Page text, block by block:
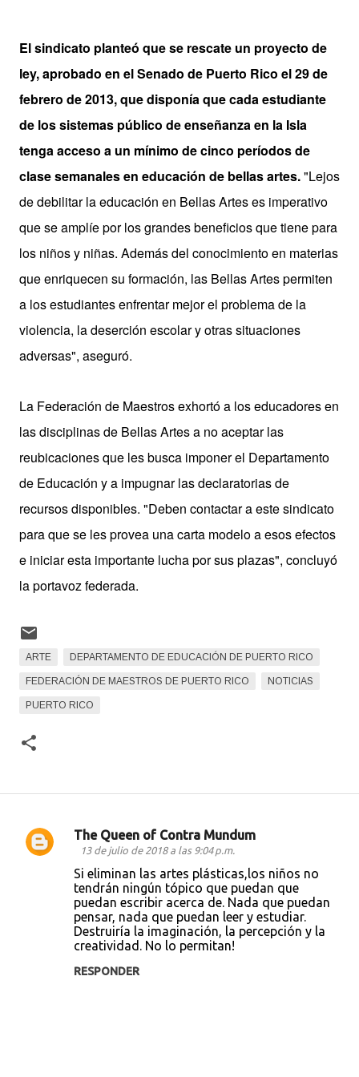
El sindicato planteó que se rescate un proyecto de
ley, aprobado en el Senado de Puerto Rico el 29 de
febrero de 2013, que disponía que cada estudiante
de los sistemas público de enseñanza en la Isla
tenga acceso a un mínimo de cinco períodosde
clase semanales en educación de bellas artes."Lejos
de debilitar la educación en Bellas Artes es imperativo
que se amplíe por los grandes beneficios que tiene para
los niños y niñas. Además del conocimiento en materias
que enriquecen su formación, las Bellas Artes permiten
a los estudiantes enfrentar mejor el problema de la
violencia, la deserción escolar y otras situaciones
adversas", aseguró.
La Federación de Maestros exhortó a los educadores en
las disciplinas de Bellas Artes a no aceptar las
reubicaciones que les busca imponer el Departamento
de Educación y a impugnar las declaratorias de
recursos disponibles. "Deben contactar a este sindicato
para que se les provea una carta modelo a esos efectos
e iniciar esta importante lucha por sus plazas", concluyó
la portavoz federada.
ARTE DEPARTAMENTO DE EDUCACIÓN DE PUERTO RICO
FEDERACIÓN DE MAESTROS DE PUERTO RICO NOTICIAS
PUERTO RICO
C
The Queen of Contra Mundum
13 de julio de 2018 a las 9:04 p.m.
Si eliminan las artes plásticas,los niños no
tendrán ningún tópico que puedan que
puedan escribir acerca de. Nada que puedan
pensar, nada que puedan leer y estudiar.
Destruiría la imaginación, la percepción y la
creatividad. No lo permitan!
RESPONDER